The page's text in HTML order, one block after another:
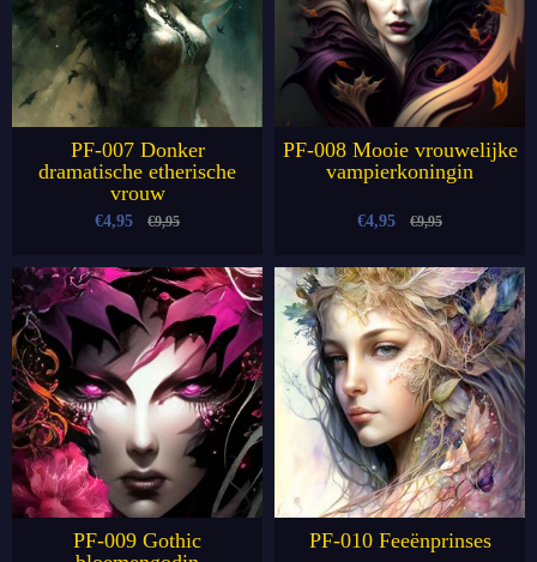
PF-007 Donker
dramatische etherische
vrouw
€4,95 €9,95
PF-008 Mooie vrouwelijke
vampierkoningin
€4,95 €9,95
PF-009 Gothic
PF-010 Feeënprinses